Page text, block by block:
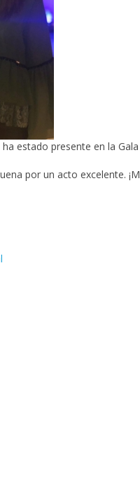
estado presente en la
por un acto excelente.